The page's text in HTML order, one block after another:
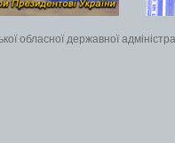
обласної державної